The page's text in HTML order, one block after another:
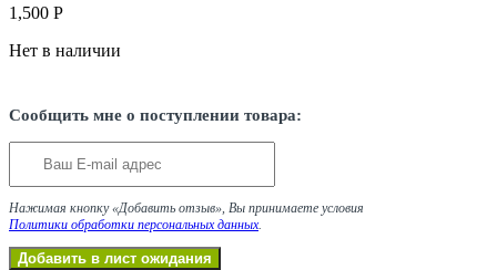
1,500 Р
Нет в наличии
Сообщить мне о поступлении товара:
Нажимая кнопку «Добавить отзыв», Вы принимаете условия
Политики обработки персональных данных.